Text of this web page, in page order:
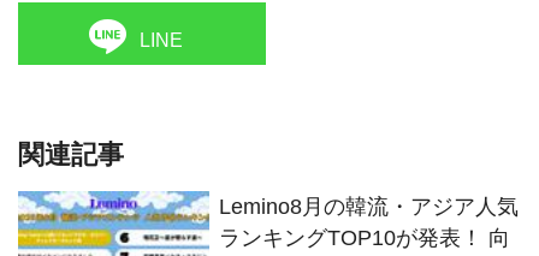
LINE
関連記事
Lemino8月の韓流・アジア人気
ランキングTOP10が発表！ 向